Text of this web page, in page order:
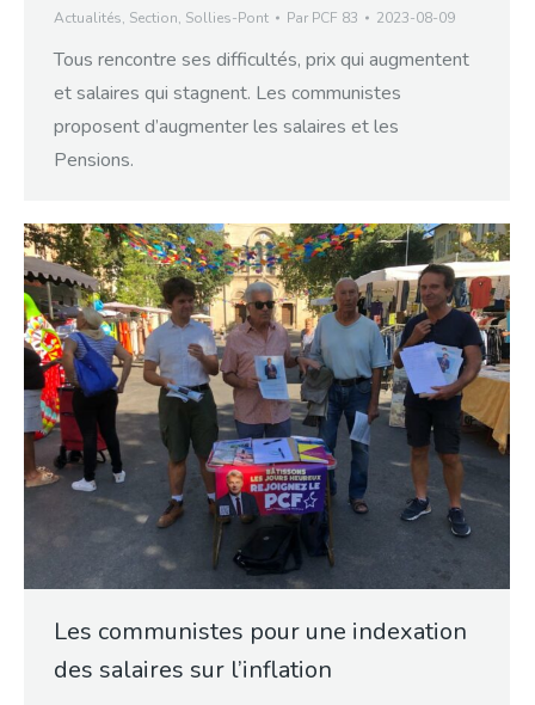
Actualités, Section, Sollies-Pont Par PCF 83 2023-08-09
Tous rencontre ses difficultés, prix qui augmentent
et salaires qui stagnent. Les communistes
proposent d’augmenter les salaires et les
Pensions.
Les communistes pour une indexation
des salaires sur l’inflation